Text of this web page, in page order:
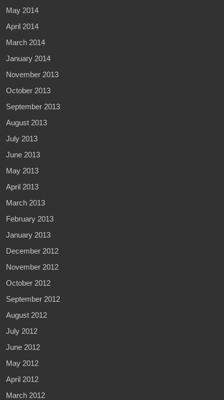
May 2014
April 2014
March 2014
January 2014
November 2013
October 2013
September 2013
August 2013
July 2013
June 2013
May 2013
April 2013
March 2013
February 2013
January 2013
December 2012
November 2012
October 2012
September 2012
August 2012
July 2012
June 2012
May 2012
April 2012
March 2012